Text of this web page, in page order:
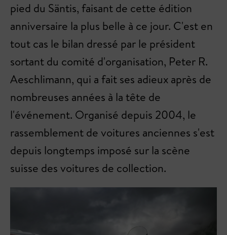
pied du Säntis, faisant de cette édition
anniversaire la plus belle à ce jour. C'est en
tout cas le bilan dressé par le président
sortant du comité d'organisation, Peter R.
Aeschlimann, qui a fait ses adieux après de
nombreuses années à la tête de
l'événement. Organisé depuis 2004, le
rassemblement de voitures anciennes s'est
depuis longtemps imposé sur la scène
suisse des voitures de collection.